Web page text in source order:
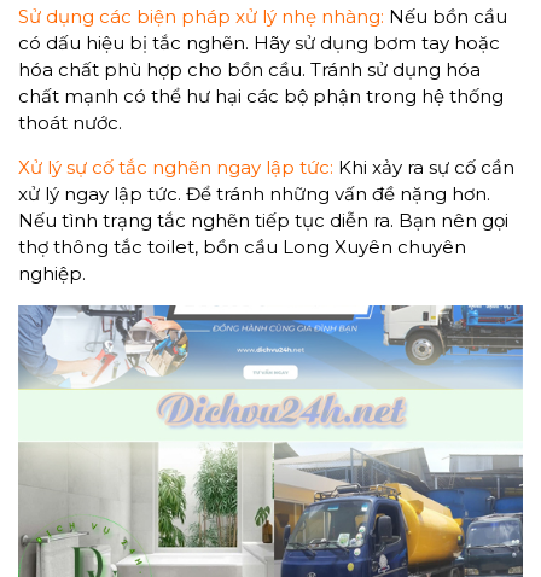
Sử dụng các biện pháp xử lý nhẹ nhàng: Nếu bồn cầu
có dấu hiệu bị tắc nghẽn. Hãy sử dụng bơm tay hoặc
hóa chất phù hợp cho bồn cầu. Tránh sử dụng hóa
chất mạnh có thể hư hại các bộ phận trong hệ thống
thoát nước.
Xử lý sự cố tắc nghẽn ngay lập tức: Khi xảy ra sự cố cần
xử lý ngay lập tức. Để tránh những vấn đề nặng hơn.
Nếu tình trạng tắc nghẽn tiếp tục diễn ra. Bạn nên gọi
thợ thông tắc toilet, bồn cầu Long Xuyên chuyên
nghiệp.